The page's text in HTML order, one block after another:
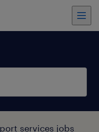
services jobs